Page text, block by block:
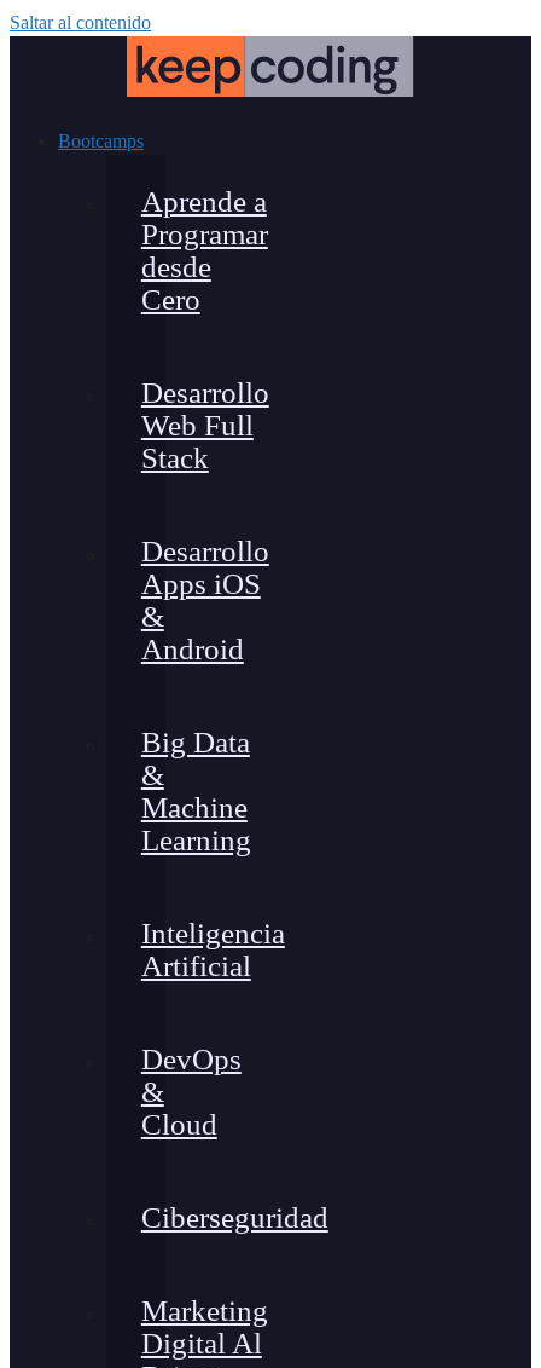
Saltar al contenido
Bootcamps
Aprende a
Programar
desde
Cero
Desarrollo
Web Full
Stack
Desarrollo
Apps iOS
&
Android
Big Data
&
Machine
Learning
Inteligencia
Artificial
DevOps
&
Cloud
Ciberseguridad
Marketing
Digital Al